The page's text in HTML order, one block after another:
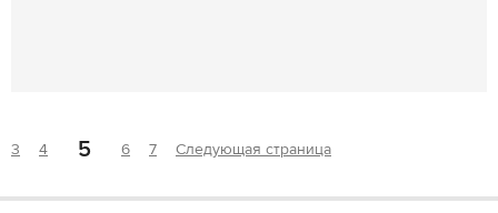
3 4 5 6 7 Следующая страница